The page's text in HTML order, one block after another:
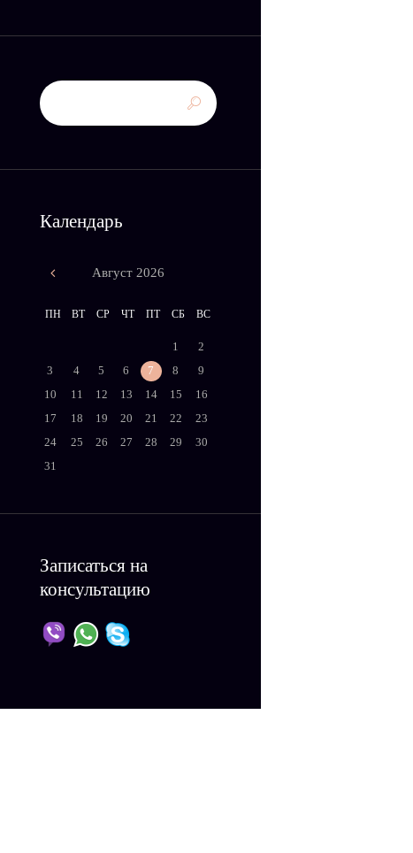
Календарь
Август2026
ПН ВТ СР ЧТ ПТ СБ ВС
1
2
3
4 5 6 7 8
9
10
11 12 13 14 15
16
17
18 19 20 21 22
23
24
25 26 27 28 29
30
31
Записаться на
консультацию